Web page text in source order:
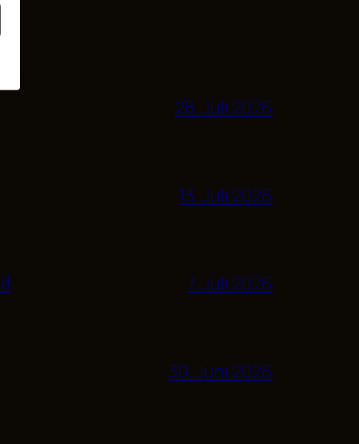
28. Juli 2026
13. Juli 2026
7. Juli 2026
30. Juni 2026